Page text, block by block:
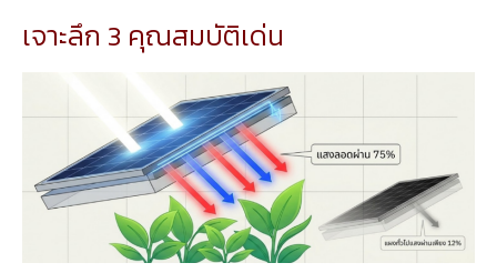
เจาะลึก 3 คุณสมบัติเด่น